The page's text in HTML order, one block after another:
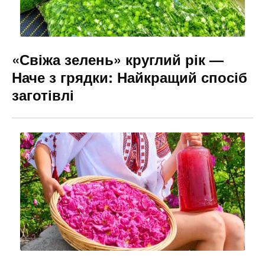
«Свіжа зелень» круглий рік —
Наче з грядки: Найкращий спосіб
заготівлі